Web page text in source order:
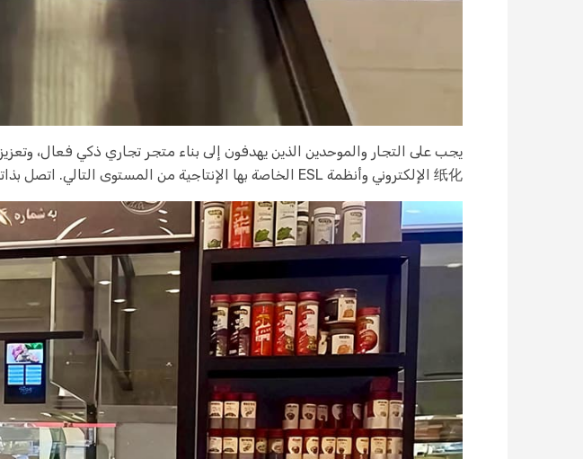
يجب على التجار والموحدين الذين يهدفون إلى بناء متجر تجاري ذكي فعال،
纸化 الإلكتروني وأنظمة ESL الخاصة بها الإنتاجية من المستوى التالي. اتصل بذاتالن اليوم لتحويل متجرك الذكي.